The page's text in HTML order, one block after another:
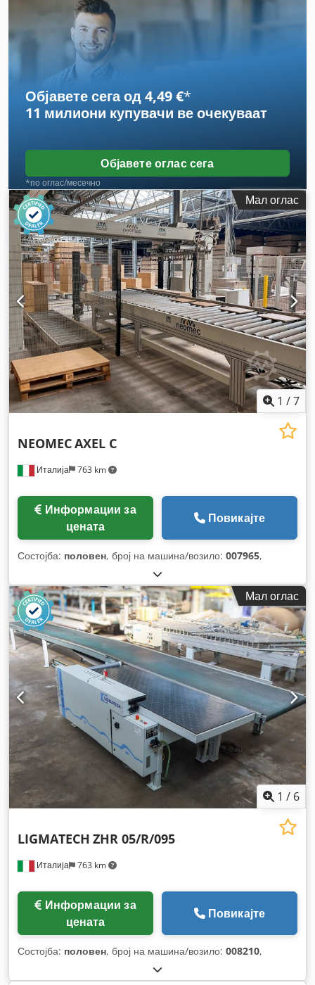
Објавете сега од 4,49 €*
11 милиони купувачи ве очекуваат
Објавете оглас сега
*по оглас/месечно
Мал оглас
1 /7
Италија 763 km
NEOMECAXEL C
цената
Повикајте
Состојба: половен, број на машина/возило: 007965,
Мал оглас
1 / 6
Италија 763 km
LIGMATECH ZHR 05/R/095
цената
Повикајте
Состојба: половен, број на машина/возило: 008210,